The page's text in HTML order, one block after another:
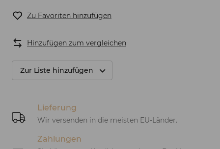
Zu Favoriten hinzufügen
Hinzufügen zum vergleichen
Zur Liste hinzufügen
Lieferung
Wir versenden in die meisten EU-Länder.
Zahlungen